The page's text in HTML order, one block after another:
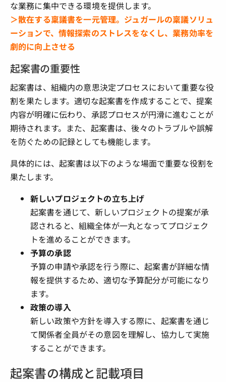
な業務に集中できる環境を提供します。
＞散在する稟議書を一元管理。ジュガールの稟議ソリュ
ーションで、情報探索のストレスをなくし、業務効率を
劇的に向上させる
起案書の重要性
起案書は、組織内の意思決定プロセスにおいて重要な役
割を果たします。適切な起案書を作成することで、提案
内容が明確に伝わり、承認プロセスが円滑に進むことが
期待されます。また、起案書は、後々のトラブルや誤解
を防ぐための記録としても機能します。
具体的には、起案書は以下のような場面で重要な役割を
果たします。
新しいプロジェクトの立ち上げ
起案書を通じて、新しいプロジェクトの提案が承
認されると、組織全体が一丸となってプロジェク
トを進めることができます。
予算の承認
予算の申請や承認を行う際に、起案書が詳細な情
報を提供するため、適切な予算配分が可能になり
ます。
政策の導入
新しい政策や方針を導入する際に、起案書を通じ
て関係者全員がその意図を理解し、協力して実施
することができます。
起案書の構成と記載項目